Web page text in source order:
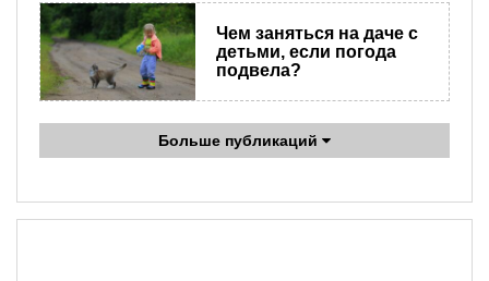
Чем заняться на даче с
детьми, если погода
подвела?
Больше публикаций